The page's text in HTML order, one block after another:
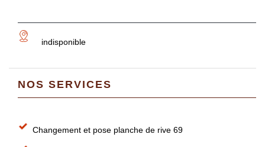
indisponible
NOS SERVICES
Changement et pose planche de rive 69